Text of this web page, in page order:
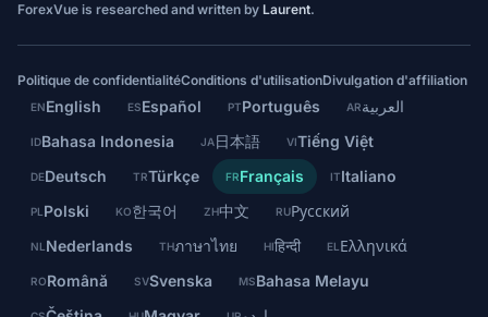
ForexVue is researched and written by Laurent.
Politique de confidentialitéConditions d'utilisationDivulgation d'affiliation
ENEnglish ESEspañol PTPortuguês ARالعربية
IDBahasa Indonesia JA日本語 VITiếng Việt
DEDeutsch TRTürkçe FRFrançais ITItaliano
PL Polski KO한국어 ZH中文 RUРусский
NL Nederlands THภาษาไทย HIहिन्दी EL Ελληνικά
RORomână SVSvenska MSBahasa Melayu